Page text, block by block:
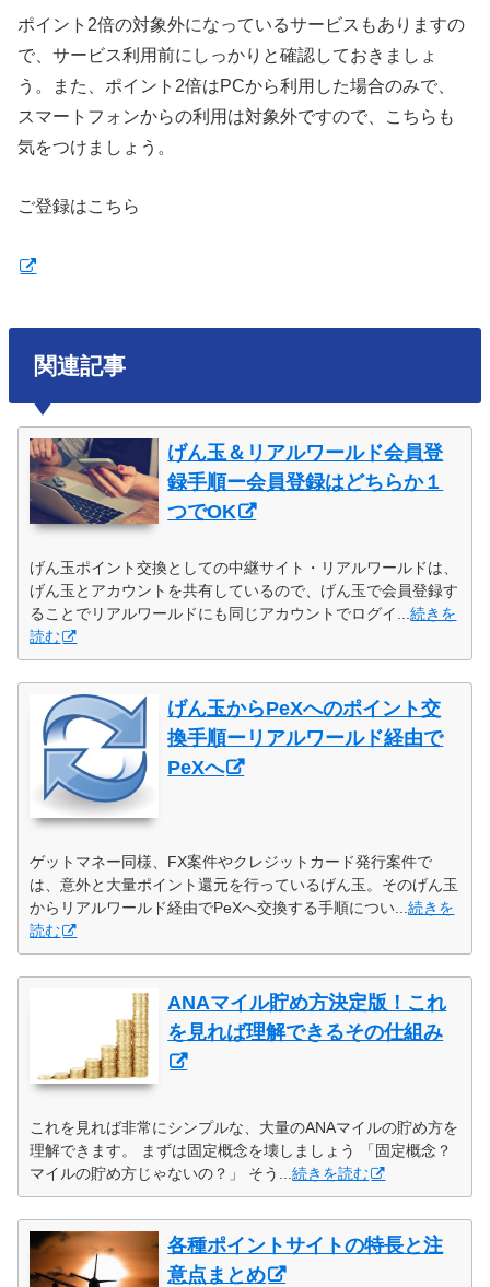
ポイント2倍の対象外になっているサービスもありますの
で、サービス利用前にしっかりと確認しておきましょ
う。また、ポイント2倍はPCから利用した場合のみで、
スマートフォンからの利用は対象外ですので、こちらも
気をつけましょう。
ご登録はこちら
関連記事
げん玉＆リアルワールド会員登
録手順ー会員登録はどちらか１
つでOK
げん玉ポイント交換としての中継サイト・リアルワールドは、
げん玉とアカウントを共有しているので、げん玉で会員登録す
ることでリアルワールドにも同じアカウントでログイ...続きを
読む
げん玉からPeXへのポイント交
換手順ーリアルワールド経由で
PeXへ
ゲットマネー同様、FX案件やクレジットカード発行案件で
は、意外と大量ポイント還元を行っているげん玉。そのげん玉
からリアルワールド経由でPeXへ交換する手順につい...続きを
読む
ANAマイル貯め方決定版！これ
を見れば理解できるその仕組み
これを見れば非常にシンプルな、大量のANAマイルの貯め方を
理解できます。 まずは固定概念を壊しましょう 「固定概念？
マイルの貯め方じゃないの？」 そう...続きを読む
各種ポイントサイトの特長と注
意点まとめ